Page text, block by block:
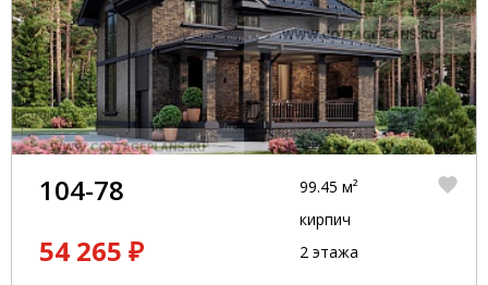
104-78
54 265 ₽
99.45 м²
кирпич
2 этажа